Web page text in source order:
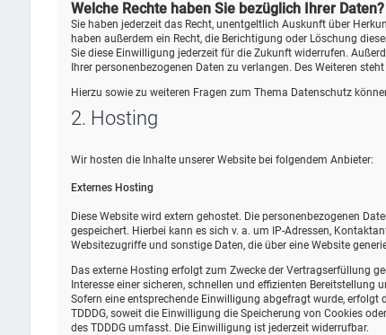
Welche Rechte haben Sie bezüglich Ihrer Daten?
Sie haben jederzeit das Recht, unentgeltlich Auskunft über
haben außerdem ein Recht, die Berichtigung oder Löschung
Sie diese Einwilligung jederzeit für die Zukunft widerrufen.
Ihrer personenbezogenen Daten zu verlangen. Des Weiteren
Hierzu sowie zu weiteren Fragen zum Thema Datenschutz
2. Hosting
Wir hosten die Inhalte unserer Website bei folgendem Anbieter:
Externes Hosting
Diese Website wird extern gehostet. Die personenbezogenen
gespeichert. Hierbei kann es sich v. a. um IP-Adressen,
Websitezugriffe und sonstige Daten, die über eine Website
Das externe Hosting erfolgt zum Zwecke der Vertragserfüllung
Interesse einer sicheren, schnellen und effizienten Bereitstellung
Sofern eine entsprechende Einwilligung abgefragt wurde, erfolgt
TDDDG, soweit die Einwilligung die Speicherung von Cookies
des TDDDG umfasst. Die Einwilligung ist jederzeit widerrufbar.